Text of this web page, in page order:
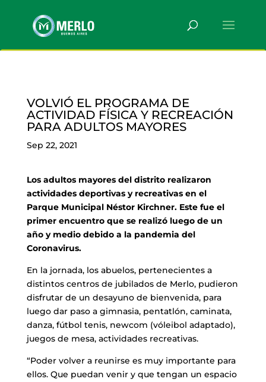
VOLVIÓ EL PROGRAMA DE
ACTIVIDAD FÍSICA Y RECREACIÓN
PARA ADULTOS MAYORES
Sep 22, 2021
Los adultos mayores del distrito realizaron
actividades deportivas y recreativas en el
Parque Municipal Néstor Kirchner. Este fue el
primer encuentro que se realizó luego de un
año y medio debido a la pandemia del
Coronavirus.
En la jornada, los abuelos, pertenecientes a
distintos centros de jubilados de Merlo, pudieron
disfrutar de un desayuno de bienvenida, para
luego dar paso a gimnasia, pentatlón, caminata,
danza, fútbol tenis, newcom (vóleibol adaptado),
juegos de mesa, actividades recreativas.
“Poder volver a reunirse es muy importante para
ellos. Que puedan venir y que tengan un espacio